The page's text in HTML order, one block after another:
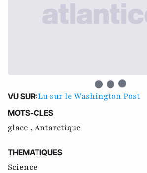
VU SUR:Lu sur le Washington Post
MOTS-CLES
glace , Antarctique
THEMATIQUES
Science